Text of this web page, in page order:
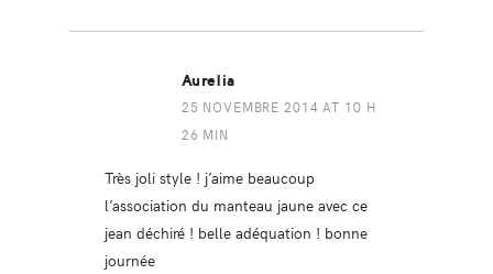
Aurelia
25 NOVEMBRE 2014 AT 10 H
26 MIN
Très joli style ! j’aime beaucoup
l’association du manteau jaune avec ce
jean déchiré ! belle adéquation ! bonne
journée